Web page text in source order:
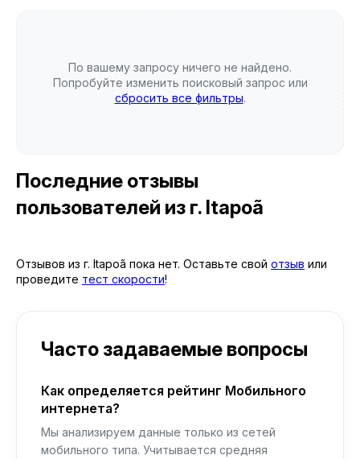
По вашему запросу ничего не найдено.
Попробуйте изменить поисковый запрос или
сбросить все фильтры.
Последние отзывы
пользователей из г. Itapoã
Отзывов из г. Itapoã пока нет. Оставьте свой отзыв или
проведите тест скорости!
Часто задаваемые вопросы
Как определяется рейтинг Мобильного
интернета?
Мы анализируем данные только из сетей
мобильного типа. Учитывается средняя